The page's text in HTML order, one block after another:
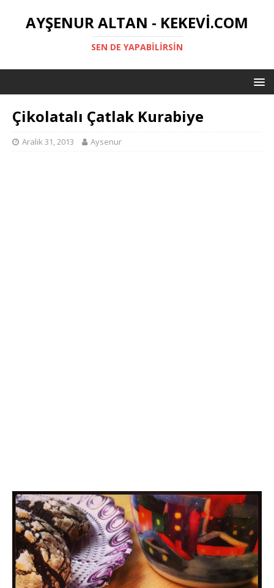
AYŞENUR ALTAN - KEKEVI.COM
SEN DE YAPABILIRSIN
Çikolatalı Çatlak Kurabiye
Aralık 31, 2013 Aysenur